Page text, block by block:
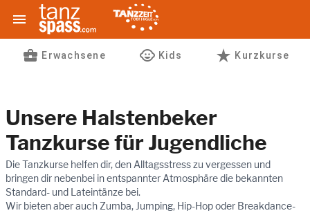

business_center Erwachsene child_care Kids star_rate Kurzkurse
Unsere Halstenbeker
Tanzkurse für Jugendliche
Die Tanzkurse helfen dir, den Alltagsstress zu vergessen und
bringen dir nebenbei in entspannter Atmosphäre die bekannten
Standard- und Lateintänze bei.
Wir bieten aber auch Zumba, Jumping, Hip-Hop oder Breakdance-